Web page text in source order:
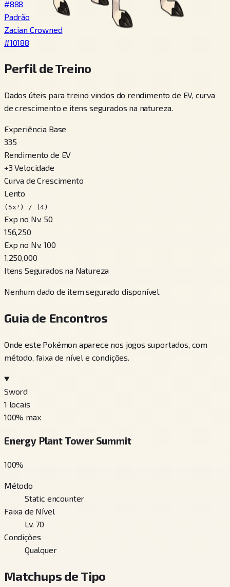
#888
Padrão
Zacian Crowned
#10188
Perfil de Treino
Dados úteis para treino vindos do rendimento de EV, curva
de crescimento e itens segurados na natureza.
Experiência Base
335
Rendimento de EV
+3 Velocidade
Curva de Crescimento
Lento
(5x³) / (4)
Exp no Nv. 50
156,250
Exp no Nv. 100
1,250,000
Itens Segurados na Natureza
Nenhum dado de item segurado disponível.
Guia de Encontros
Onde este Pokémon aparece nos jogos suportados, com
método, faixa de nível e condições.
Sword
1 locais
100% max
Energy Plant Tower Summit
100%
Método
Static encounter
Faixa de Nível
Lv. 70
Condições
Qualquer
Matchups de Tipo